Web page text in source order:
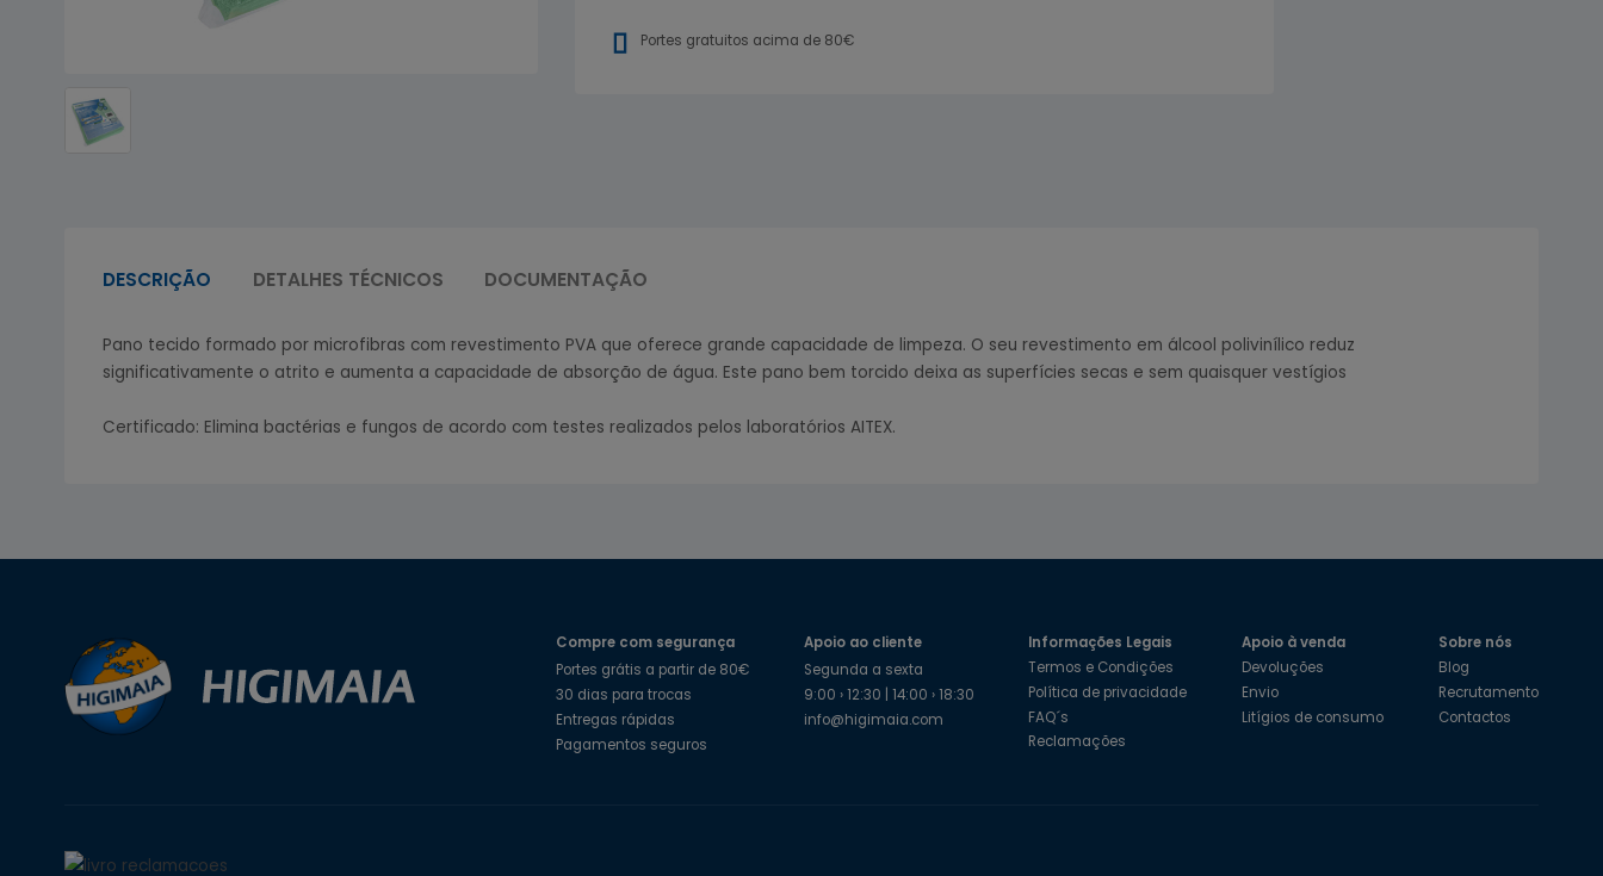
Portes gratuitos acima de 80€
DESCRIÇÃO DETALHES TÉCNICOS DOCUMENTAÇÃO
Pano tecido formado por microfibras com revestimento PVA que oferece grande capacidade de limpeza. O seu revestimento em álcool polivinílico reduz
significativamente o atrito e aumenta a capacidade de absorção de água. Este pano bem torcido deixa as superfícies secas e sem quaisquer vestígios
Certificado: Elimina bactérias e fungos de acordo com testes realizados pelos laboratórios AITEX.
Compre com segurança
Portes grátis a partir de 80€
30 dias para trocas
Entregas rápidas
Pagamentos seguros
Apoio ao cliente
Segunda a sexta
9:00 › 12:30 | 14:00 › 18:30
info@higimaia.com
Informações Legais
Termos e Condições
Política de privacidade
FAQ´s
Reclamações
Apoio à venda
Devoluções
Envio
Litígios de consumo
Sobre nós
Blog
Recrutamento
Contactos